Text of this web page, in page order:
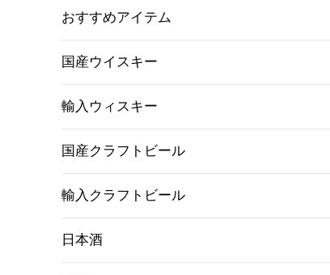
おすすめアイテム
国産ウイスキー
輸入ウィスキー
国産クラフトビール
輸入クラフトビール
日本酒